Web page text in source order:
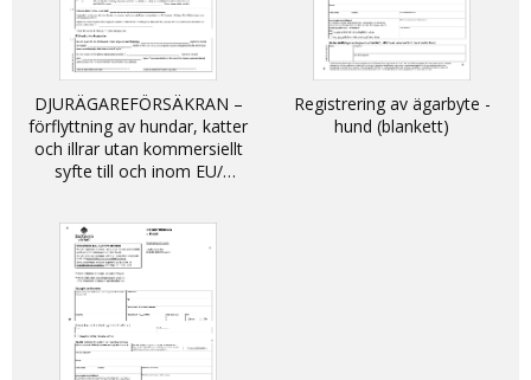
DJURÄGAREFÖRSÄKRAN –
förflyttning av hundar, katter
och illrar utan kommersiellt
syfte till och inom EU/
dogs, cats and ferrets into
and within the EU
Registrering av ägarbyte -
hund (blankett)